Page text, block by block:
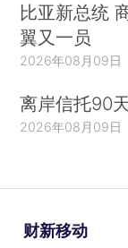
比亚新总统
翼又一员
2026年08月09日
离岸信托90
2026年08月09日
财新移动